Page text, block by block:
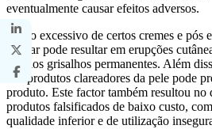
eventualmente causar efeitos adversos.
O uso excessivo de certos cremes e pós
capilar pode resultar em erupções
cabelos grisalhos permanentes. Além
dos produtos clareadores da pele pode
produto. Este factor também resultou no
produtos falsificados de baixo custo,
qualidade inferior e de utilização